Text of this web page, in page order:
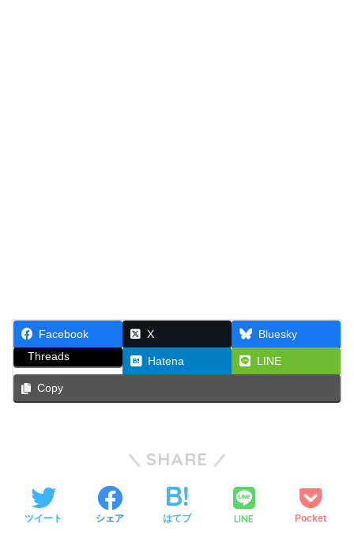
Facebook X
Bluesky
Threads
Hatena LINE
Copy
SHARE
ツイート シェア はてブ LINE Pocket